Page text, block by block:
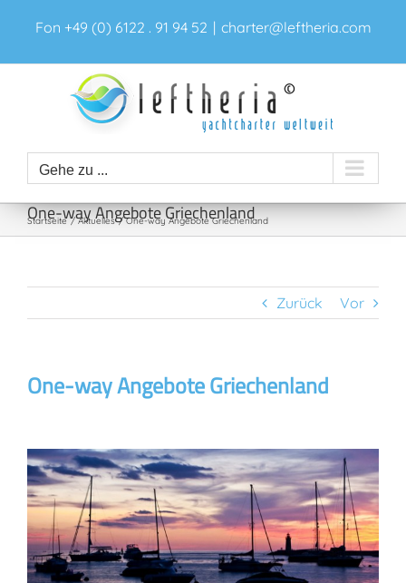
Fon +49 (0) 6122 . 91 94 52 | charter@leftheria.com
Gehe zu ...
One-way Angebote Griechenland
Startseite Aktuelles One-way Angebote Griechenland
Zurück Vor
One-way Angebote Griechenland